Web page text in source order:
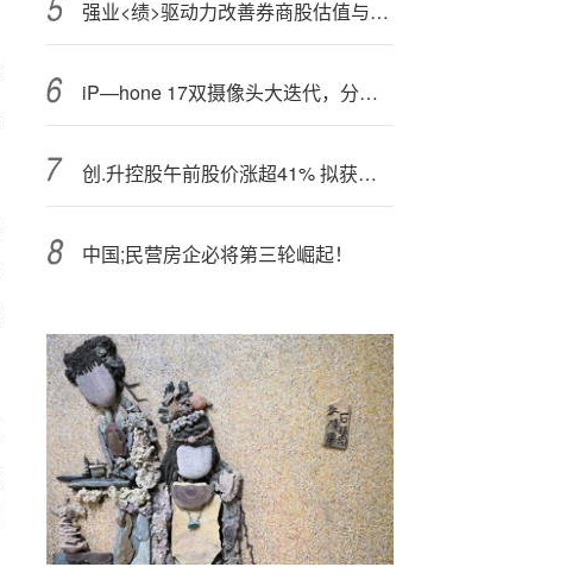
强业<绩>驱动力改善券商股估值与盈利
iP—hone 17双摄像头大迭代，分辨率达iPhone 16的4倍
创.升控股午前股价涨超41% 拟获溢价约6%提全购要约
中国;民营房企必将第三轮崛起！